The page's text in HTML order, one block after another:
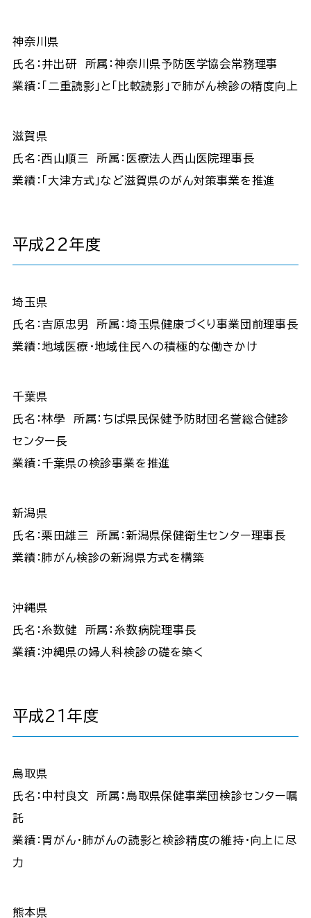
神奈川県
氏名：井出研 所属：神奈川県予防医学協会常務理事
業績：「二重読影」と「比較読影」で肺がん検診の精度向上
滋賀県
氏名：西山順三 所属：医療法人西山医院理事長
業績：「大津方式」など滋賀県のがん対策事業を推進
平成22年度
埼玉県
氏名：吉原忠男 所属：埼玉県健康づくり事業団前理事長
業績：地域医療・地域住民への積極的な働きかけ
千葉県
氏名：林學 所属：ちば県民保健予防財団名誉総合健診
センター長
業績：千葉県の検診事業を推進
新潟県
氏名：栗田雄三 所属：新潟県保健衛生センター理事長
業績：肺がん検診の新潟県方式を構築
沖縄県
氏名：糸数健 所属：糸数病院理事長
業績：沖縄県の婦人科検診の礎を築く
平成21年度
鳥取県
氏名：中村良文 所属：鳥取県保健事業団検診センター嘱
託
業績：胃がん・肺がんの読影と検診精度の維持・向上に尽
力
熊本県